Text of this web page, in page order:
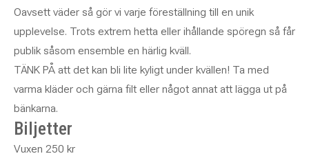
Oavsett väder så gör vi varje föreställning till en unik
upplevelse. Trots extrem hetta eller ihållande spöregn så får
publik såsom ensemble en härlig kväll.
TÄNK PÅ att det kan bli lite kyligt under kvällen! Ta med
varma kläder och gärna filt eller något annat att lägga ut på
bänkarna.
Biljetter
Vuxen 250 kr